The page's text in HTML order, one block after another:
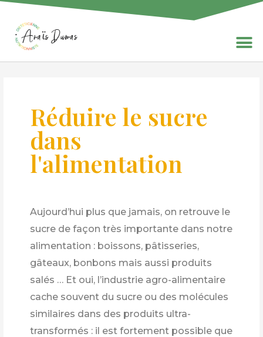
Réduire le sucre
dans
l'alimentation
Aujourd’hui plus que jamais, on retrouve le
sucre de façon très importante dans notre
alimentation : boissons, pâtisseries,
gâteaux, bonbons mais aussi produits
salés … Et oui, l’industrie agro-alimentaire
cache souvent du sucre ou des molécules
similaires dans des produits ultra-
transformés : il est fortement possible que